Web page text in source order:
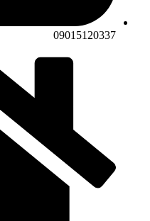
09015120337